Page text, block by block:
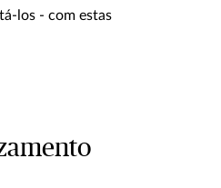
los - com estas